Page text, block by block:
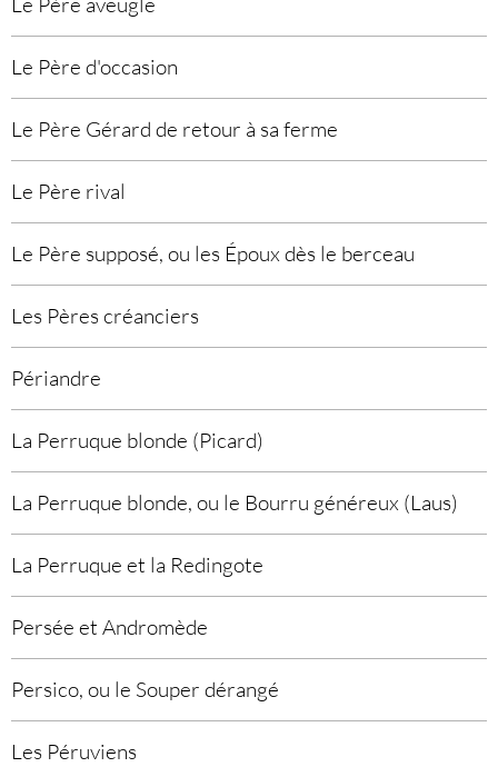
Le Père d'occasion
Le Père Gérard de retour à sa ferme
Le Père rival
Le Père supposé, ou les Époux dès le berceau
Les Pères créanciers
Périandre
La Perruque blonde (Picard)
La Perruque blonde, ou le Bourru généreux (Laus)
La Perruque et la Redingote
Persée et Andromède
Persico, ou le Souper dérangé
Les Péruviens